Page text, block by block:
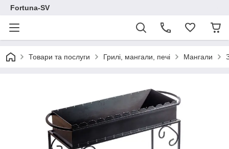
Fortuna-SV
Товари та послуги Грилі, мангали, печі Мангали